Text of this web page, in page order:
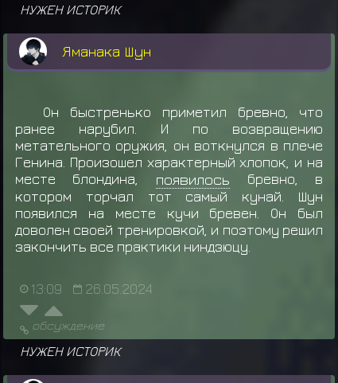
НУЖЕН ИСТОРИК
Яманака Шун
Он быстренько приметил бревно, что
ранее нарубил. И по возвращению
метательного оружия, он воткнулся в плече
Генина. Произошел характерный хлопок, и на
месте блондина, появилось бревно, в
котором торчал тот самый кунай. Шун
появился на месте кучи бревен. Он был
доволен своей тренировкой, и поэтому решил
закончить все практики ниндзюцу.
13:09 26.05.2024
обсуждение
НУЖЕН ИСТОРИК